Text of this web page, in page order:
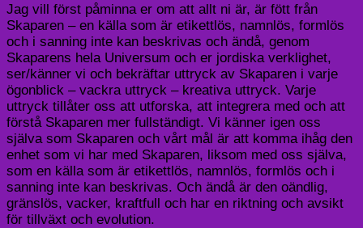
Jag vill först påminna er om att allt ni är, är fött från
Skaparen – en källa som är etikettlös, namnlös, formlös
och i sanning inte kan beskrivas och ändå, genom
Skaparens hela Universum och er jordiska verklighet,
ser/känner vi och bekräftar uttryck av Skaparen i varje
ögonblick – vackra uttryck – kreativa uttryck. Varje
uttryck tillåter oss att utforska, att integrera med och att
förstå Skaparen mer fullständigt. Vi känner igen oss
själva som Skaparen och vårt mål är att komma ihåg den
enhet som vi har med Skaparen, liksom med oss själva,
som en källa som är etikettlös, namnlös, formlös och i
sanning inte kan beskrivas. Och ändå är den oändlig,
gränslös, vacker, kraftfull och har en riktning och avsikt
för tillväxt och evolution.